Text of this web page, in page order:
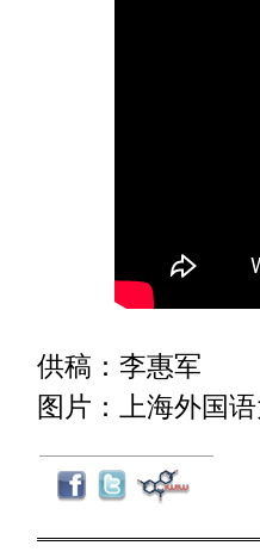
供稿：李惠军
图片：上海外国